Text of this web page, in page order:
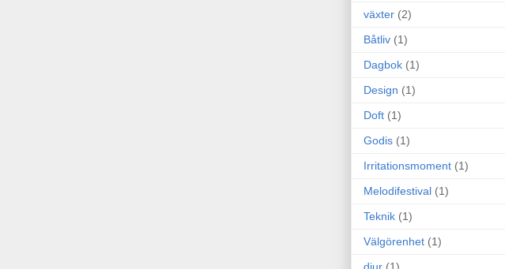
växter (2)
Båtliv (1)
Dagbok (1)
Design (1)
Doft (1)
Godis (1)
Irritationsmoment (1)
Melodifestival (1)
Teknik (1)
Välgörenhet (1)